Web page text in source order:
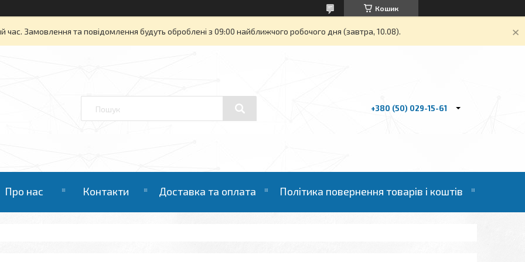
Кошик
час. Замовлення та повідомлення будуть оброблені з 09:00 найближчого робочого дня (завтра, 10.08).
+380 (50) 029-15-61
Про нас Контакти Доставка та оплата Політика повернення товарів і коштів